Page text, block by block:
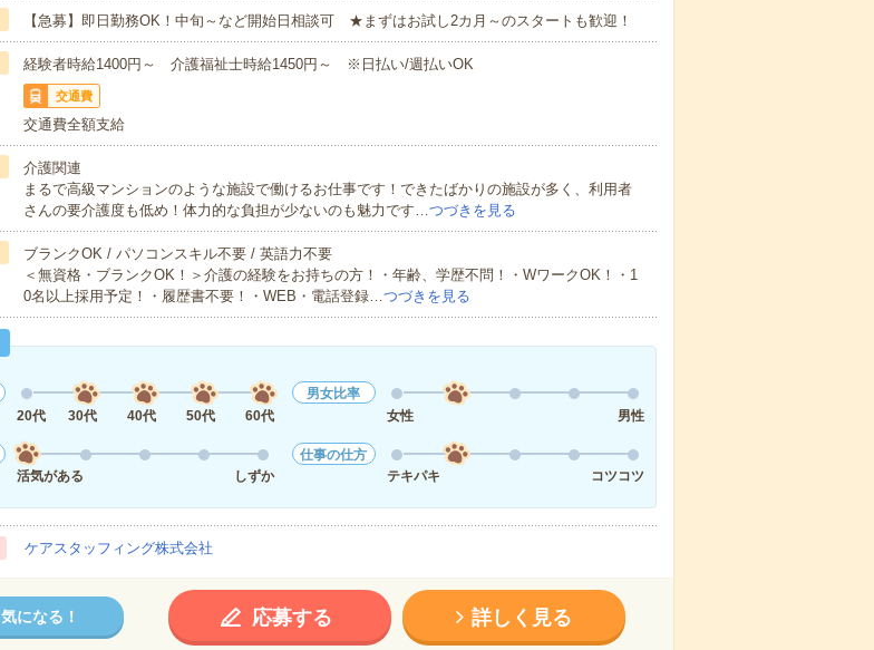
【急募】即日勤務OK！中旬～など開始日相談可 ★まずはお試し2カ月～のスタートも歓迎！
経験者時給1400円～ 介護福祉士時給1450円～ ※日払い/週払いOK
交通費
交通費全額支給
介護関連
まるで高級マンションのような施設で働けるお仕事です！できたばかりの施設が多く、利用者
さんの要介護度も低め！体力的な負担が少ないのも魅力です…つづきを見る
ブランクOK / パソコンスキル不要 / 英語力不要
＜無資格・ブランクOK！＞介護の経験をお持ちの方！・年齢、学歴不問！・WワークOK！・1
0名以上採用予定！・履歴書不要！・WEB・電話登録…つづきを見る
20代
30代 40代 50代 60代
男女比率
女性
男性
活気がある
しずか
仕事の仕方
テキパキ
コツコツ
ケアスタッフィング株式会社
気になる！ 応募する 詳しく見る